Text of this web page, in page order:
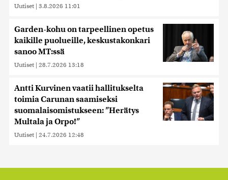
Uutiset | 3.8.2026 11:01
Garden-kohu on tarpeellinen opetus
kaikille puolueille, keskustakonkari
sanoo MT:ssä
Uutiset | 28.7.2026 13:18
Antti Kurvinen vaatii hallitukselta
toimia Carunan saamiseksi
suomalaisomistukseen: ”Herätys
Multala ja Orpo!”
Uutiset | 24.7.2026 12:48